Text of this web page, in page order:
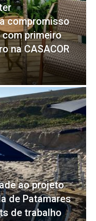
compromisso
primeiro
na CASACOR
ao projeto
de Patamares
de trabalho